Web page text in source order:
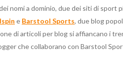
nomi a dominio, due dei siti di sport
e Barstool Sports, due blog
di articoli per blog si affiancano i
che collaborano con Barstool